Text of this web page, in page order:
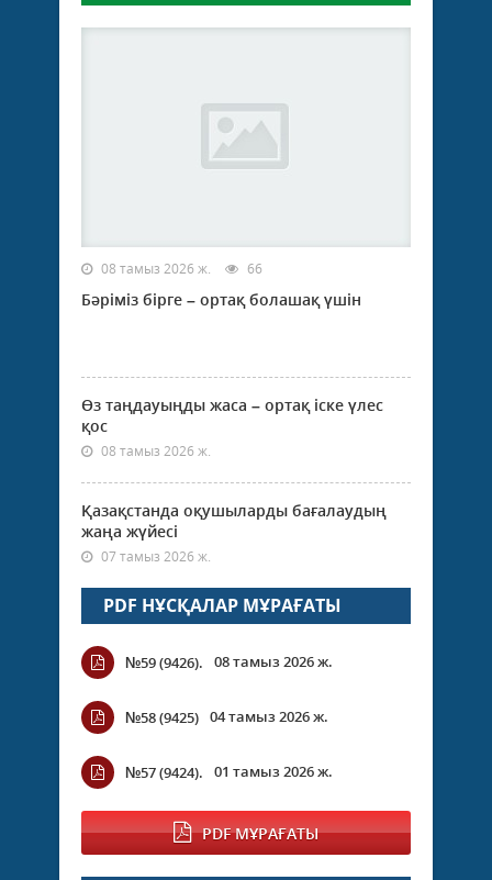
08 тамыз 2026 ж. 66
Бәріміз бірге – ортақ болашақ үшін
Өз таңдауыңды жаса – ортақ іске үлес
қос
08 тамыз 2026 ж.
Қазақстанда оқушыларды бағалаудың
жаңа жүйесі
07 тамыз 2026 ж.
PDF НҰСҚАЛАР МҰРАҒАТЫ
№59 (9426). 08 тамыз 2026 ж.
№58 (9425) 04 тамыз 2026 ж.
№57 (9424). 01 тамыз 2026 ж.
PDF МҰРАҒАТЫ